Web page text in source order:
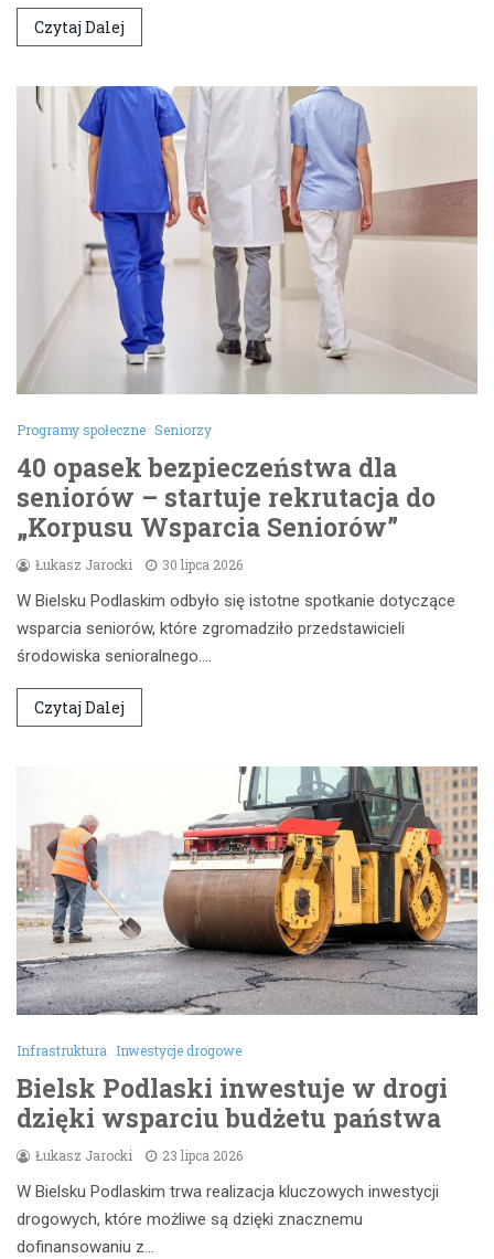
Czytaj Dalej
Programy społeczne Seniorzy
40 opasek bezpieczeństwa dla
seniorów – startuje rekrutacja do
„Korpusu Wsparcia Seniorów”
Łukasz Jarocki 30 lipca 2026
W Bielsku Podlaskim odbyło się istotne spotkanie dotyczące
wsparcia seniorów, które zgromadziło przedstawicieli
środowiska senioralnego.…
Czytaj Dalej
Infrastruktura Inwestycje drogowe
Bielsk Podlaski inwestuje w drogi
dzięki wsparciu budżetu państwa
Łukasz Jarocki 23 lipca 2026
W Bielsku Podlaskim trwa realizacja kluczowych inwestycji
drogowych, które możliwe są dzięki znacznemu
dofinansowaniu z…